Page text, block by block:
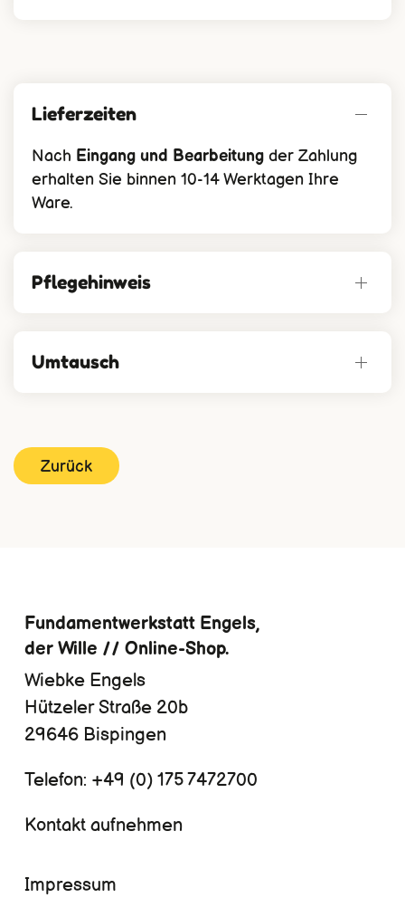
Lieferzeiten
Nach Eingang und Bearbeitung der Zahlung
erhalten Sie binnen 10-14 Werktagen Ihre
Ware.
Pflegehinweis
Umtausch
Zurück
Fundamentwerkstatt Engels,
der Wille // Online-Shop.
Wiebke Engels
Hützeler Straße 20b
29646 Bispingen
Telefon: +49 (0) 175 7472700
Kontakt aufnehmen
Navigation
Impressum